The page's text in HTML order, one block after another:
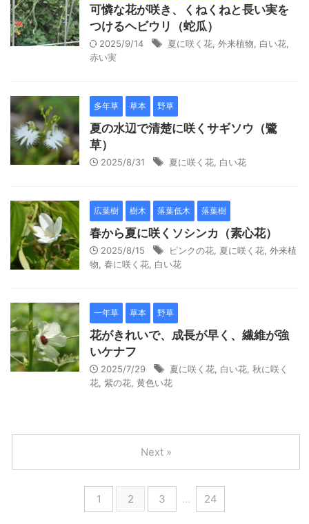
可憐な花が咲き、くねくねと長い実を
つけるヘビウリ（蛇瓜）
2025/9/14 夏に咲く花 外来植物 白い花
赤い実
多年草 草本 野草
夏の水辺で清楚に咲くサギソウ（鷺
草）
2025/8/31 夏に咲く花 白い花
広葉樹 樹木 落葉低木 落葉樹
春から夏に咲くソシンカ（素心花）
2025/8/15 ピンクの花 夏に咲く花 外来植
物 春に咲く花 白い花
一年草 草本 野草
花がきれいで、成長が早く、繊維が強
いケナフ
2025/7/29 夏に咲く花 白い花 秋に咲く
花 紫の花 黄色い花
1 2 3 … 24
Next »